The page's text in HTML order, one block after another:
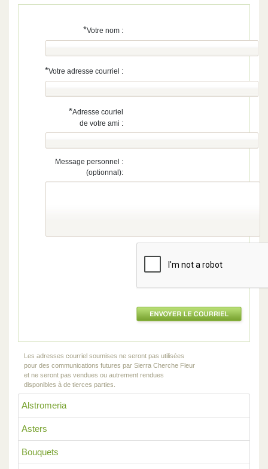
Alstromeria
Asters
Bouquets
*Votre nom :
*Votre adresse courriel :
*Adresse couriel
de votre ami :
Message personnel :
(optionnal):
Les adresses courriel soumises ne seront pas utilisées
pour des communications futures par Sierra Cherche Fleur
et ne seront pas vendues ou autrement rendues
disponibles à de tierces parties.